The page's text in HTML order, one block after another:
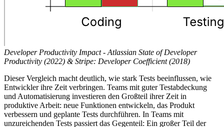
Developer Productivity Impact - Atlassian State of Developer
Productivity (2022) & Stripe: Developer Coefficient (2018)
Dieser Vergleich macht deutlich, wie stark Tests beeinflussen, wie
Entwickler ihre Zeit verbringen. Teams mit guter Testabdeckung
und Automatisierung investieren den Großteil ihrer Zeit in
produktive Arbeit: neue Funktionen entwickeln, das Produkt
verbessern und geplante Tests durchführen. In Teams mit
unzureichenden Tests passiert das Gegenteil: Ein großer Teil der